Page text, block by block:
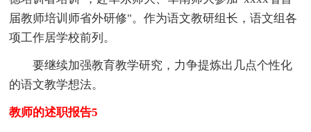
届教师培训师省外研修"。作为语文教研组长，语文组各
项工作居学校前列。
要继续加强教育教学研究，力争提炼出几点个性化
的语文教学想法。
教师的述职报告5